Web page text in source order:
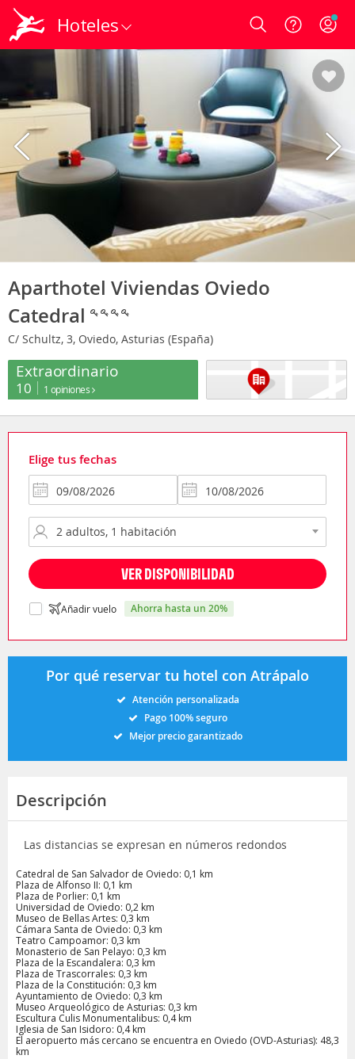
Hoteles Login
Aparthotel Viviendas Oviedo
Catedral
C/ Schultz, 3, Oviedo, Asturias (España)
Extraordinario
10 1 opiniones
Elige tus fechas
VER DISPONIBILIDAD
Añadir vuelo ahorra hasta un 20%
Por qué reservar tu hotel con Atrápalo
Atención personalizada
Pago 100% seguro
Mejor precio garantizado
Descripción
Las distancias se expresan en números redondos
Catedral de San Salvador de Oviedo: 0,1 km
Plaza de Alfonso II: 0,1 km
Plaza de Porlier: 0,1 km
Universidad de Oviedo: 0,2 km
Museo de Bellas Artes: 0,3 km
Cámara Santa de Oviedo: 0,3 km
Teatro Campoamor: 0,3 km
Monasterio de San Pelayo: 0,3 km
Plaza de la Escandalera: 0,3 km
Plaza de Trascorrales: 0,3 km
Plaza de la Constitución: 0,3 km
Ayuntamiento de Oviedo: 0,3 km
Museo Arqueológico de Asturias: 0,3 km
Escultura Culis Monumentalibus: 0,4 km
Iglesia de San Isidoro: 0,4 km
El aeropuerto más cercano se encuentra en Oviedo (OVD-Asturias): 48,3
km